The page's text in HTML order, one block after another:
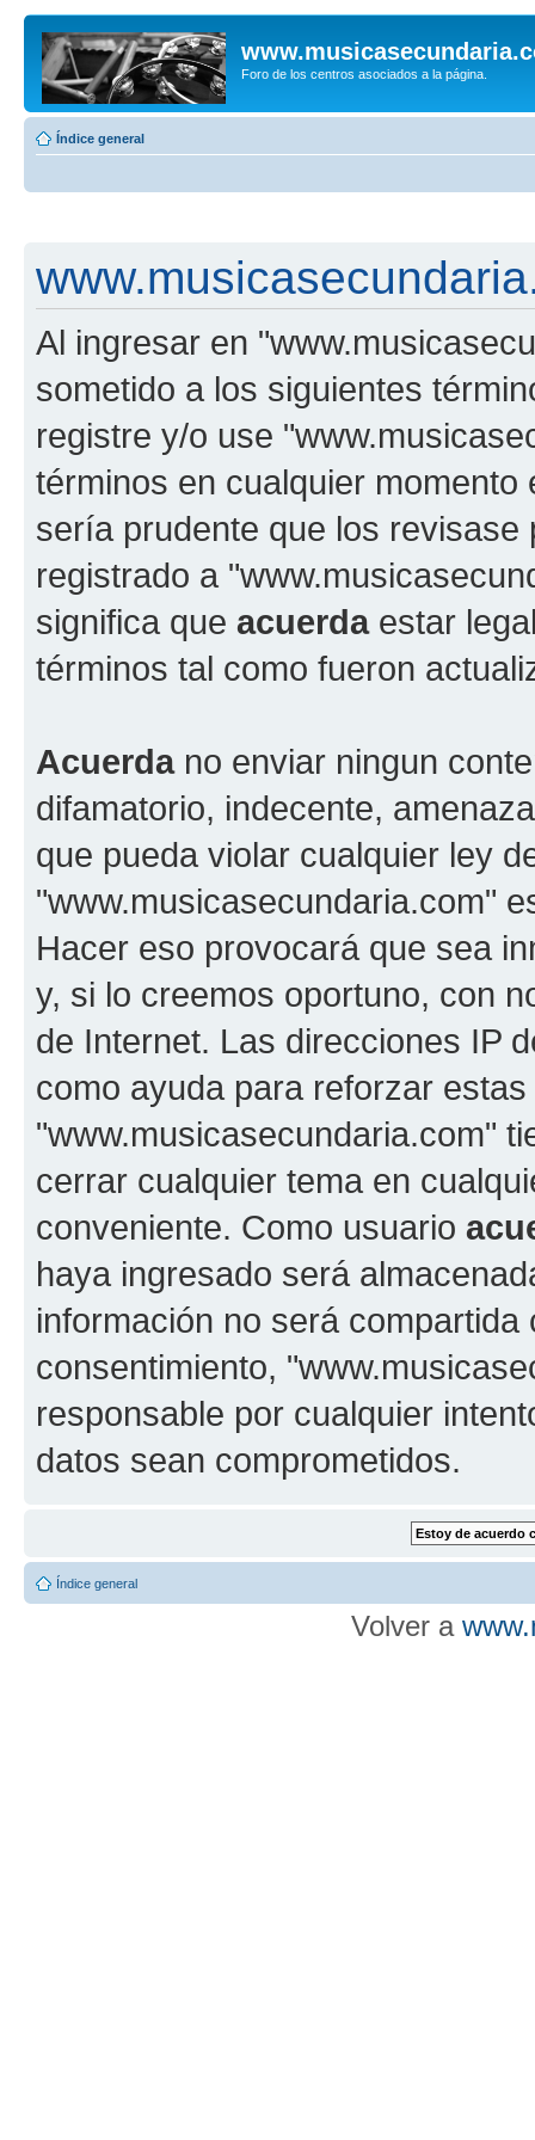
Foro de los centros asociados a la página.
Índice general
Al ingresar en
sometido a los siguientes
registre y/o use
términos en cualquier
sería prudente que los
registrado a
significa que acuerdaestar
términos tal como fueron
Acuerdano enviar ningun
difamatorio, indecente,
que pueda violar cualquier ley
"www.musicasecundaria.com"
Hacer eso provocará que sea
y, si lo creemos oportuno, con
de Internet. Las direcciones IP
como ayuda para reforzar
"www.musicasecundaria.com"
cerrar cualquier tema en
conveniente. Como usuario
haya ingresado será
información no será
consentimiento,
responsable por cualquier
datos sean comprometidos.
Índice general
Volver a